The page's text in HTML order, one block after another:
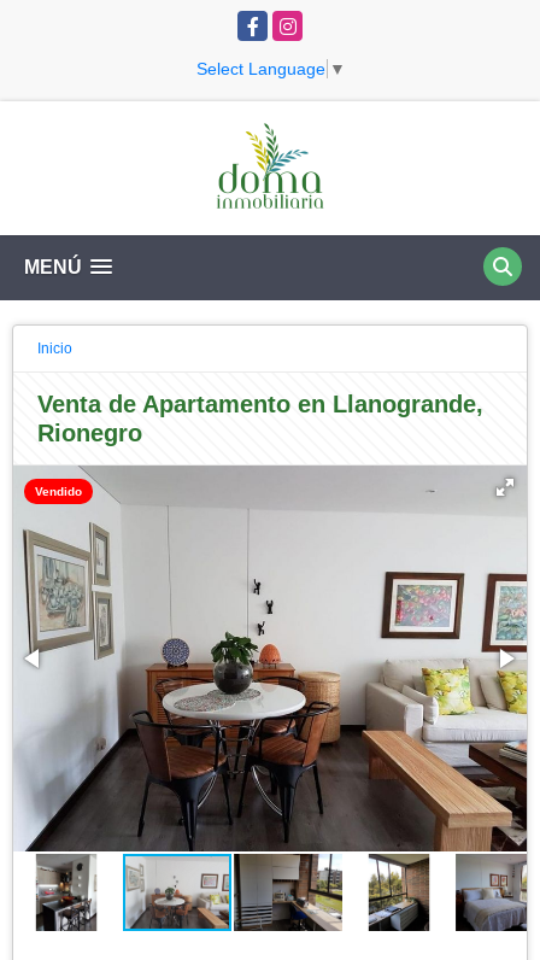
FacebookInstagram
Select Language ▼
MENÚ
Inicio
Venta de Apartamento en Llanogrande,
Rionegro
Vendido